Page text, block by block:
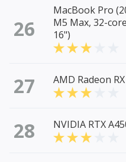
26
MacBook Pro
M5 Max, 32-
16")
27 AMD Radeon
28 NVIDIA RTX